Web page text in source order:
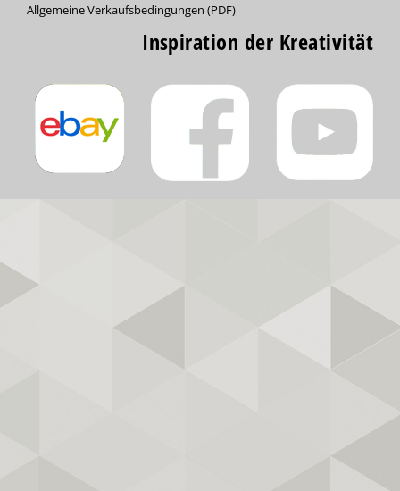
Allgemeine Verkaufsbedingungen (PDF)
Inspiration der Kreativität